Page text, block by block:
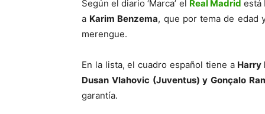
Según el diario ‘Marca’ el Real Madrid está
a Karim Benzema, que por tema de edad
merengue.
En la lista, el cuadro español tiene a Harry
Dusan Vlahovic (Juventus) y Gonçalo
garantía.